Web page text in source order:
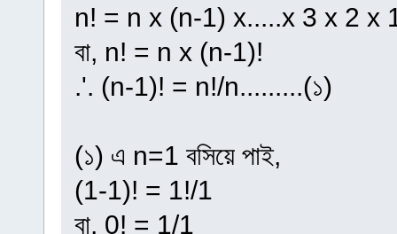
n! = n x (n-1) x.....x 3 x 2 x
বা, n! = n x (n-1)!
.'. (n-1)! = n!/n.........(১)
(১) এ n=1 বসিয়ে পাই,
(1-1)! = 1!/1
বা, 0! = 1/1